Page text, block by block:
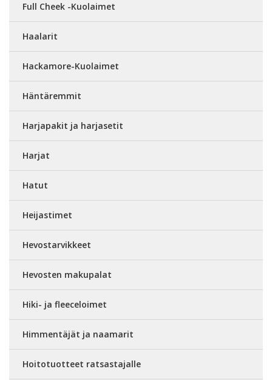
Full Cheek -Kuolaimet
Haalarit
Hackamore-Kuolaimet
Häntäremmit
Harjapakit ja harjasetit
Harjat
Hatut
Heijastimet
Hevostarvikkeet
Hevosten makupalat
Hiki- ja fleeceloimet
Himmentäjät ja naamarit
Hoitotuotteet ratsastajalle